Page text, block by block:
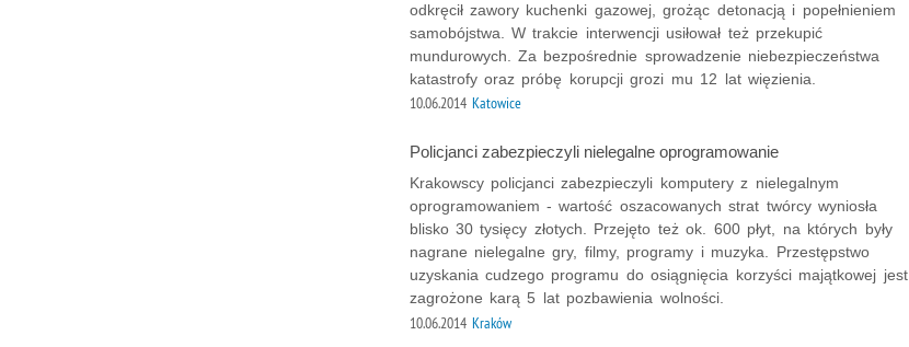
odkręcił zawory kuchenki gazowej, grożąc detonacją i popełnieniem
samobójstwa. W trakcie interwencji usiłował też przekupić
mundurowych. Za bezpośrednie sprowadzenie niebezpieczeństwa
katastrofy oraz próbę korupcji grozi mu 12 lat więzienia.
10.06.2014 Katowice
Policjanci zabezpieczyli nielegalne oprogramowanie
Krakowscy policjanci zabezpieczyli komputery z nielegalnym
oprogramowaniem - wartość oszacowanych strat twórcy wyniosła
blisko 30 tysięcy złotych. Przejęto też ok. 600 płyt, na których były
nagrane nielegalne gry, filmy, programy i muzyka. Przestępstwo
uzyskania cudzego programu do osiągnięcia korzyści majątkowej jest
zagrożone karą 5 lat pozbawienia wolności.
10.06.2014 Kraków